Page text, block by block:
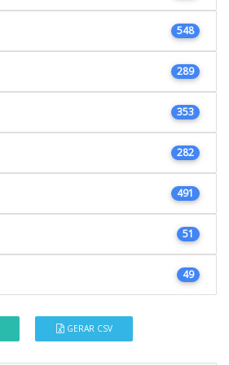
548
289
353
282
491
51
49
GERAR CSV